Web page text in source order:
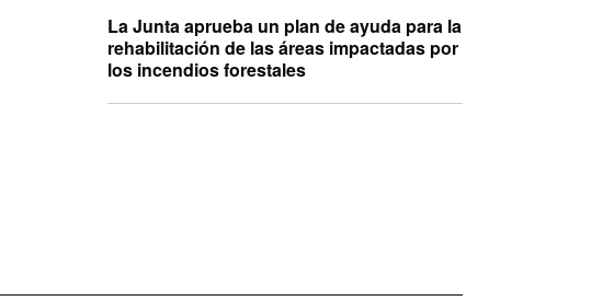
La Junta aprueba un plan de ayuda para la
rehabilitación de las áreas impactadas por
los incendios forestales